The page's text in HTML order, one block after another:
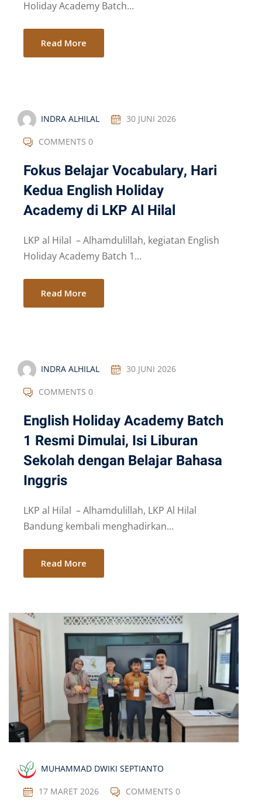
Holiday Academy Batch...
Read More
INDRA ALHILAL 30 JUNI 2026
COMMENTS 0
Fokus Belajar Vocabulary, Hari
Kedua English Holiday
Academy di LKP Al Hilal
LKP al Hilal – Alhamdulillah, kegiatan English
Holiday Academy Batch 1...
Read More
INDRA ALHILAL 30 JUNI 2026
COMMENTS 0
English Holiday Academy Batch
1 Resmi Dimulai, Isi Liburan
Sekolah dengan Belajar Bahasa
Inggris
LKP al Hilal – Alhamdulillah, LKP Al Hilal
Bandung kembali menghadirkan...
Read More
MUHAMMAD DWIKI SEPTIANTO
17 MARET 2026 COMMENTS 0